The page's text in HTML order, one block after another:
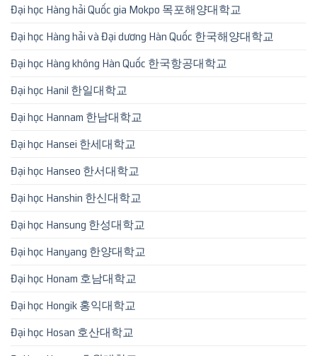
Đại học Hàng hải Quốc gia Mokpo 목포해양대학교
Đại học Hàng hải và Đại dương Hàn Quốc 한국해양대학교
Đại học Hàng không Hàn Quốc 한국항공대학교
Đại học Hanil 한일대학교
Đại học Hannam 한남대학교
Đại học Hansei 한세대학교
Đại học Hanseo 한서대학교
Đại học Hanshin 한신대학교
Đại học Hansung 한성대학교
Đại học Hanyang 한양대학교
Đại học Honam 호남대학교
Đại học Hongik 홍익대학교
Đại học Hosan 호산대학교